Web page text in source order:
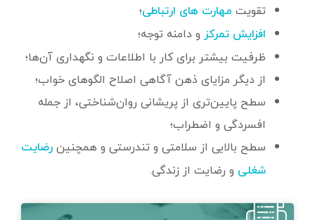
تقویت مهارت های ارتباطی؛
افزایش تمرکز و دامنه توجه؛
ظرفیت بیشتر برای کار با اطلاعات و نگهداری آن‌ها؛
از دیگر مزایای ذهن آگاهی اصلاح الگوهای خواب؛
سطح پایین‌تری از پریشانی روان‌شناختی، از جمله
افسردگی و اضطراب؛
سطح بالایی از سلامتی و تندرستی و همچنین رضایت
شغلی و رضایت از زندگی.